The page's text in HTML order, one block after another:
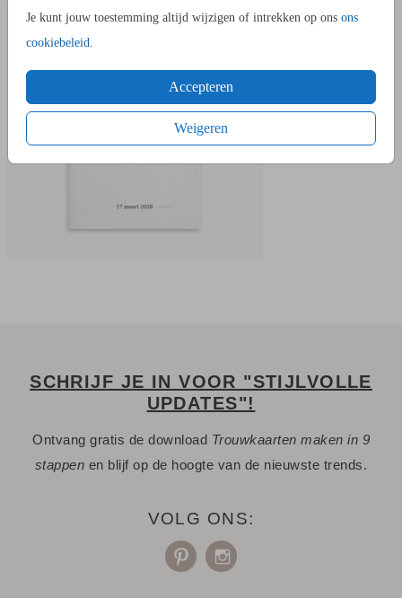
Je kunt jouw toestemming altijd wijzigen of intrekken op ons ons
cookiebeleid
Accepteren
Weigeren
SCHRIJF JE IN VOOR "STIJLVOLLE
UPDATES"!
Ontvang gratis de download Trouwkaarten maken in 9
stappen en blijf op de hoogte van de nieuwste trends.
VOLG ONS: